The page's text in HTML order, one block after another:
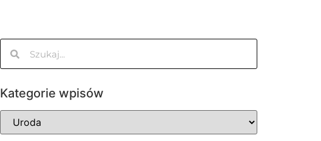
Kategorie wpisów